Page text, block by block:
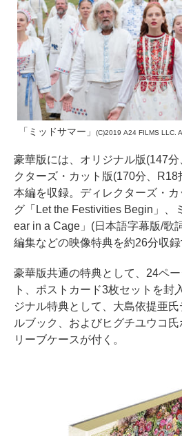
「ミッドサマー」 (C)2019 A24 FILMS LLC.
豪華版には、オリジナル版(147
クターズ・カット版(170分、
本編を収録。ディレクターズ・
グ「Let the Festivities Begin」、
ear in a Cage」(日本語字幕版/歌
編集などの映像特典を約26分収録
豪華版共通の特典として、24ペ
ト、ポストカード3枚セットを封
ジナル特典として、大島依提亜
ルブック、およびヒグチユウコ
リーブケースが付く。